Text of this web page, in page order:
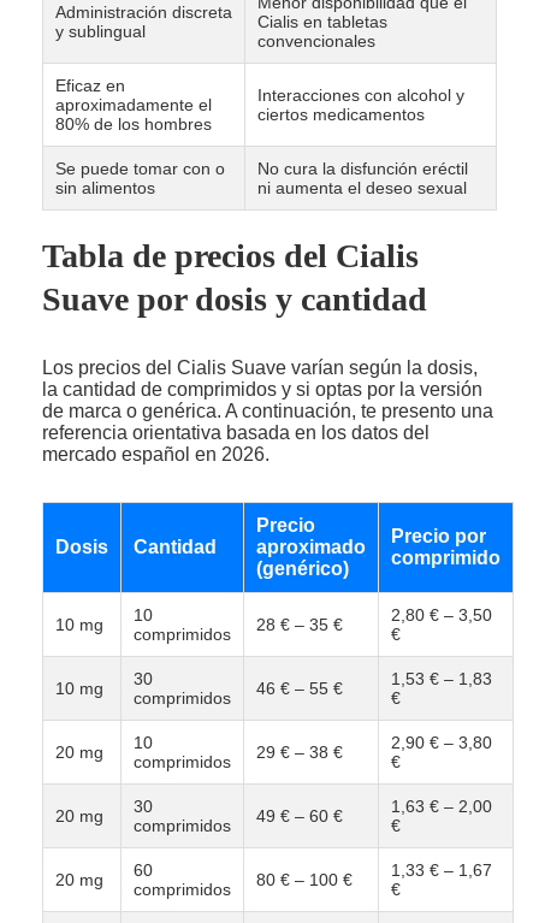
Administración discreta
y sublingual
Cialis en tabletas
convencionales
Eficaz en
aproximadamente el
80% de los hombres
Interacciones con alcohol y
ciertos medicamentos
Se puede tomar con o
sin alimentos
No cura la disfunción eréctil
ni aumenta el deseo sexual
Tabla de precios del Cialis
Suave por dosis y cantidad
Los precios del Cialis Suave varían según la dosis,
la cantidad de comprimidos y si optas por la versión
de marca o genérica. A continuación, te presento una
referencia orientativa basada en los datos del
mercado español en 2026.
Dosis Cantidad
Precio
aproximado
(genérico)
Precio por
comprimido
10 mg
10
comprimidos
28 € – 35 €
2,80 € – 3,50
€
10 mg
30
comprimidos
46 € – 55 €
1,53 € – 1,83
€
20 mg
10
comprimidos
29 € – 38 €
2,90 € – 3,80
€
20 mg
30
comprimidos
49 € – 60 €
1,63 € – 2,00
€
20 mg
60
comprimidos
80 € – 100 €
1,33 € – 1,67
€